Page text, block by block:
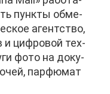
пунк­ты об­ме­
агент­ство,
и циф­ро­вой тех­
фо­то на до­ку­
пар­фю­мат